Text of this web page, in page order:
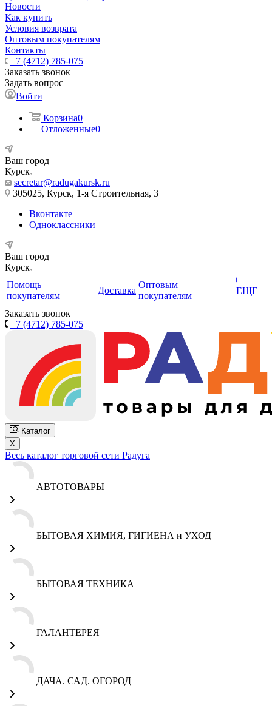
Новости
Как купить
Условия возврата
Оптовым покупателям
Контакты
+7 (4712) 785-075
Заказать звонок
Задать вопрос
Войти
Корзина0
Отложенные0
Ваш город
Курск
secretar@radugakursk.ru
305025, Курск, 1-я Строительная, 3
Вконтакте
Одноклассники
Ваш город
Курск
Помощь
покупателям
Доставка
Оптовым
покупателям
+
ЕЩЕ
Заказать звонок
+7 (4712) 785-075
Каталог
X
Весь каталог торговой сети Радуга
АВТОТОВАРЫ
БЫТОВАЯ ХИМИЯ, ГИГИЕНА и УХОД
БЫТОВАЯ ТЕХНИКА
ГАЛАНТЕРЕЯ
ДАЧА. САД. ОГОРОД